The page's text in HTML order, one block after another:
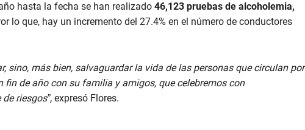
hasta la fecha se han realizado 46,123 pruebas de alcoholemia,
lo que, hay un incremento del 27.4% en el número de conductores
sino, más bien, salvaguardar la vida de las personas que circulan por
fin de año con su familia y amigos, que celebremos con
riesgos”, expresó Flores.